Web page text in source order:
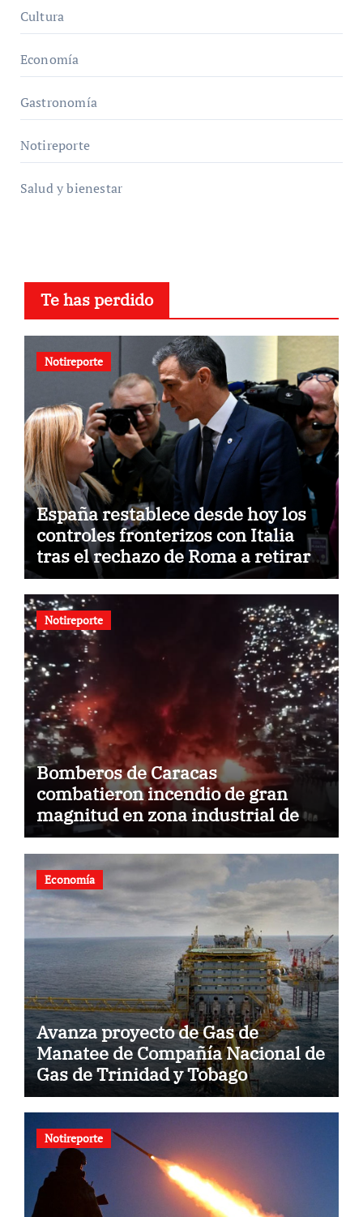
Cultura
Economía
Gastronomía
Notireporte
Salud y bienestar
Te has perdido
Notireporte
España restablece desde hoy los
controles fronterizos con Italia
tras el rechazo de Roma a retirar
las restricciones
Notireporte
Bomberos de Caracas
combatieron incendio de gran
magnitud en zona industrial de El
Llanito
Economía
Avanza proyecto de Gas de
Manatee de Compañía Nacional de
Gas de Trinidad y Tobago
Notireporte